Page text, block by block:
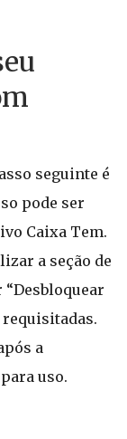
seguinte é
pode ser
Caixa Tem.
a seção de
a
uso.